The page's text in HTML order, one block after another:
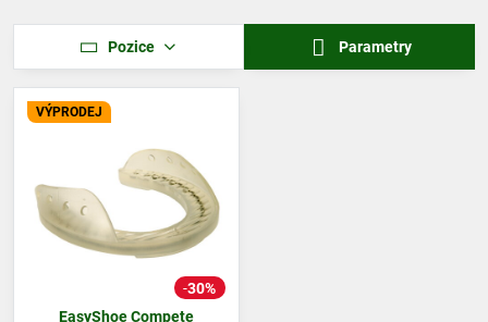
Pozice Parametry
30%
VÝPRODEJ
EasyShoe Compete